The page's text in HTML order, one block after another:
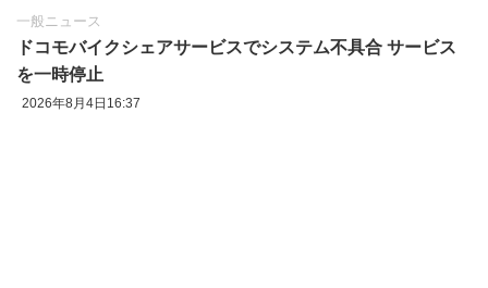
一般ニュース
ドコモバイクシェアサービスでシステム不具合 サービス
を一時停止
2026年8月4日16:37